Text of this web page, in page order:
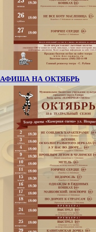
АФИША НА ОКТЯБРЬ